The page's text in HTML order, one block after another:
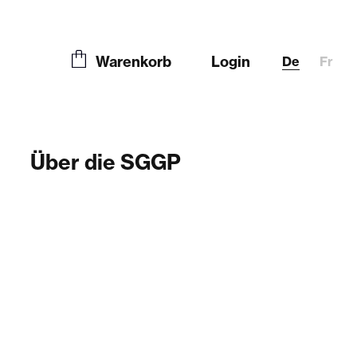
Warenkorb Login De Fr
Über die SGGP